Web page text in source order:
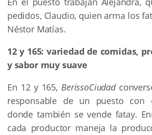
pedidos, Claudio, quien arma los
Néstor Matías.
12 y 165: variedad de comidas,
y sabor muy suave
En 12 y 165,BerissoCiudad
responsable de un puesto con
donde también se vende fatay.
cada productor maneja la